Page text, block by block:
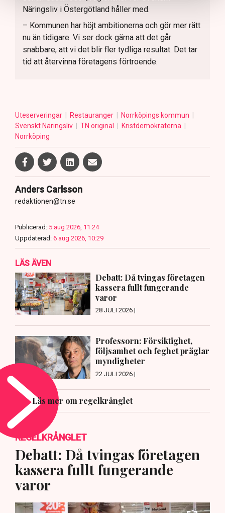
Näringsliv i Östergötland håller med.
– Kommunen har höjt ambitionerna och gör mer rätt
nu än tidigare. Vi ser dock gärna att det går
snabbare, att vi det blir fler tydliga resultat. Det tar
tid att återvinna företagens förtroende.
Uteserveringar Restauranger
Norrköpings kommun
Svenskt Näringsliv
TN original
Kristdemokraterna
Norrköping
Anders Carlsson
redaktionen@tn.se
Publicerad: 5 aug 2026, 11:24
Uppdaterad: 6 aug 2026, 10:29
LÄS ÄVEN
Debatt: Då tvingas företagen
kassera fullt fungerande
varor
28 JULI 2026 |
Professorn: Försiktighet,
följsamhet och feghet präglar
myndigheter
22 JULI 2026 |
Läs mer om regelkrånglet
REGELKRÅNGLET
Debatt: Då tvingas företagen
kassera fullt fungerande
varor